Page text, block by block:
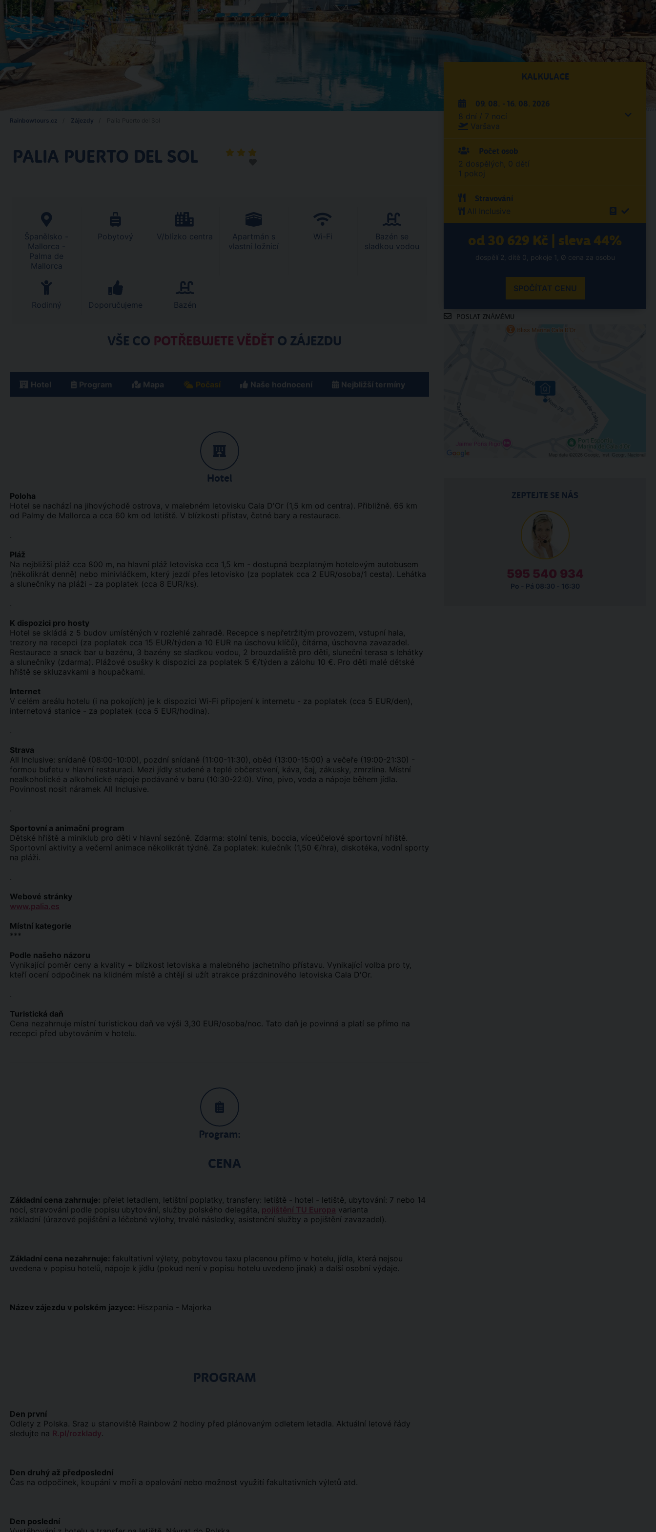
Rainbowtours.cz Zájezdy
PALIA PUERTO DEL SOL
Španělsko -
Mallorca -
Palma de
Mallorca
Pobytový V/blízko centra
Apartmán s
vlastní ložnicí
Wi-Fi
Bazén se
sladkou vodou
Rodinný Doporučujeme Bazén
VŠE CO POTŘEBUJETE VĚDĚT O ZÁJEZDU
Hotel Program Mapa Počasí Naše hodnocení Nejbližší termíny
Hotel
Poloha
Hotel se nachází na jihovýchodě ostrova, v malebném letovisku Cala D'Or (1,5 km od centra). Přibližně. 65 km
od Palmy de Mallorca a cca 60 km od letiště. V blízkosti přístav, četné bary a restaurace.
.
Pláž
Na nejbližší pláž cca 800 m, na hlavní pláž letoviska cca 1,5 km - dostupná bezplatným hotelovým autobusem
(několikrát denně) nebo minivláčkem, který jezdí přes letovisko (za poplatek cca 2 EUR/osoba/1 cesta). Lehátka
a slunečníky na pláži - za poplatek (cca 8 EUR/ks).
.
K dispozici pro hosty
Hotel se skládá z 5 budov umístěných v rozlehlé zahradě. Recepce s nepřetržitým provozem, vstupní hala,
trezory na recepci (za poplatek cca 15 EUR/týden a 10 EUR na úschovu klíčů), čítárna, úschovna zavazadel.
Restaurace a snack bar u bazénu, 3 bazény se sladkou vodou, 2 brouzdaliště pro děti, sluneční terasa s lehátky
a slunečníky (zdarma). Plážové osušky k dispozici za poplatek 5 €/týden a zálohu 10 €. Pro děti malé dětské
hřiště se skluzavkami a houpačkami.
Internet
V celém areálu hotelu (i na pokojích) je k dispozici Wi-Fi připojení k internetu - za poplatek (cca 5 EUR/den),
internetová stanice - za poplatek (cca 5 EUR/hodina).
.
Strava
All Inclusive: snídaně (08:00-10:00), pozdní snídaně (11:00-11:30), oběd (13:00-15:00) a večeře (19:00-21:30) -
formou bufetu v hlavní restauraci. Mezi jídly studené a teplé občerstvení, káva, čaj, zákusky, zmrzlina. Místní
nealkoholické a alkoholické nápoje podávané v baru (10:30-22:0). Víno, pivo, voda a nápoje během jídla.
Povinnost nosit náramek All Inclusive.
.
Sportovní a animační program
Dětské hřiště a miniklub pro děti v hlavní sezóně. Zdarma: stolní tenis, boccia, víceúčelové sportovní hřiště.
Sportovní aktivity a večerní animace několikrát týdně. Za poplatek: kulečník (1,50 €/hra), diskotéka, vodní sporty
na pláži.
.
Webové stránky
www.palia.es
Místní kategorie
***
Podle našeho názoru
Vynikající poměr ceny a kvality + blízkost letoviska a malebného jachetního přístavu. Vynikající volba pro ty,
kteří ocení odpočinek na klidném místě a chtějí si užít atrakce prázdninového letoviska Cala D'Or.
.
Turistická daň
Cena nezahrnuje místní turistickou daň ve výši 3,30 EUR/osoba/noc. Tato daň je povinná a platí se přímo na
recepci před ubytováním v hotelu.
Program:
CENA
Základní cena zahrnuje: přelet letadlem, letištní poplatky, transfery: letiště - hotel - letiště, ubytování: 7 nebo 14
nocí, stravování podle popisu ubytování, služby polského delegáta, pojištění TU Europa varianta
základní (úrazové pojištění a léčebné výlohy, trvalé následky, asistenční služby a pojištění zavazadel).
Základní cena nezahrnuje: fakultativní výlety, pobytovou taxu placenou přímo v hotelu, jídla, která nejsou
uvedena v popisu hotelů, nápoje k jídlu (pokud není v popisu hotelu uvedeno jinak) a další osobní výdaje.
Název zájezdu v polském jazyce: Hiszpania - Majorka
PROGRAM
Den první
Odlety z Polska. Sraz u stanoviště Rainbow 2 hodiny před plánovaným odletem letadla. Aktuální letové řády
sledujte na R.pl/rozklady.
Den druhý až předposlední
Čas na odpočinek, koupání v moři a opalování nebo možnost využití fakultativních výletů atd.
Den poslední
KALKULACE
09. 08. - 16. 08. 2026
8 dní / 7 nocí
Varšava
Počet osob
2 dospělých, 0 dětí
1 pokoj
Stravování
All Inclusive
od 30 629 Kč | sleva 44%
dospělí 2, dítě 0, pokoje 1, Ø cena za osobu
SPOČÍTAT CENU
POSLAT ZNÁMÉMU
ZEPTEJTE SE NÁS
595 540 934
Po - Pá 08:30 - 16:30